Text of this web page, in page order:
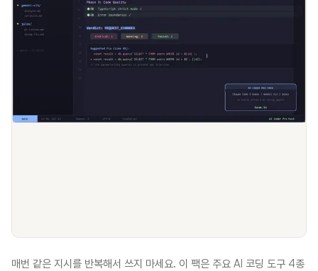
매번 같은 지시를 반복해서 쓰지 마세요. 이 팩은 주요 AI 코딩 도구 4종